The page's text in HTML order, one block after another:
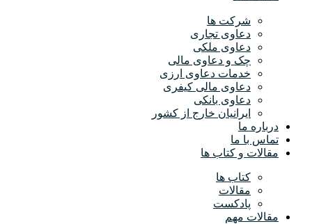
شرکت ها
دعاوی تجاری
دعاوی ملکی
چک و دعاوی مالی
خدمات دعاوی ارزی
دعاوی مالی کیفری
دعاوی بانکی
ایرانیان خارج از کشور
درباره ما
تماس با ما
مقالات و کتاب ها
کتاب ها
مقالات
پادکست
مقالات مهم